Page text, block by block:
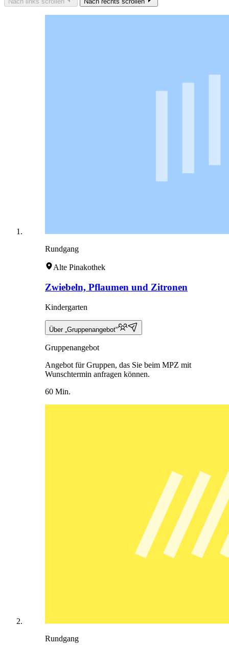
Rundgang
Alte Pinakothek
Zwiebeln, Pflaumen und Zitronen
Kindergarten
Über „Gruppenangebot“
Gruppenangebot
Angebot für Gruppen, das Sie beim MPZ mit
Wunschtermin anfragen können.
60 Min.
Rundgang